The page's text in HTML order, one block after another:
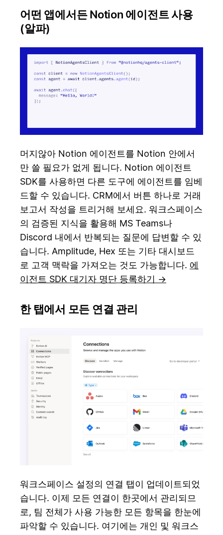
어떤 앱에서든 Notion 에이전트 사용
(알파)
머지않아 Notion 에이전트를 Notion 안에서
만 쓸 필요가 없게 됩니다. Notion 에이전트
SDK를 사용하면 다른 도구에 에이전트를 임베
드할 수 있습니다. CRM에서 버튼 하나로 거래
보고서 작성을 트리거해 보세요. 워크스페이스
의 검증된 지식을 활용해 MS Teams나
Discord 내에서 반복되는 질문에 답변할 수 있
습니다. Amplitude, Hex 또는 기타 대시보드
로 고객 맥락을 가져오는 것도 가능합니다. 에
이전트 SDK 대기자 명단 등록하기 →
한 탭에서 모든 연결 관리
워크스페이스 설정의 연결 탭이 업데이트되었
습니다. 이제 모든 연결이 한곳에서 관리되므
로, 팀 전체가 사용 가능한 모든 항목을 한눈에
파악할 수 있습니다. 여기에는 개인 및 워크스